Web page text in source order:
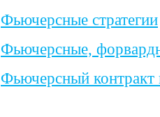
Фьючерсные стратегии
Фьючерсные,
Фьючерсный контракт